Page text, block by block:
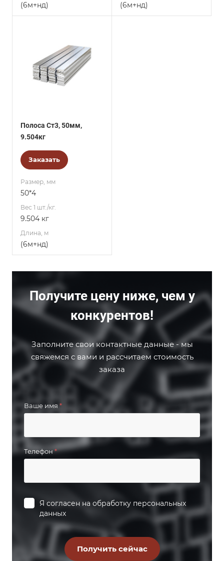
(6м+нд) (6м+нд)
Полоса Ст3, 50мм,
9.504кг
Заказать
Размер, мм
50*4
Вес 1 шт./кг.
9.504 кг
Длина, м
(6м+нд)
Получите цену ниже, чем у
конкурентов!
Заполните свои контактные данные - мы
свяжемся с вами и рассчитаем стоимость
заказа
Ваше имя *
Телефон*
Я согласен на обработку персональных
данных